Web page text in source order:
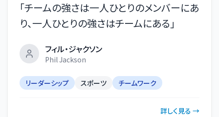
「チームの強さは一人ひとりのメンバーにあ
り、一人ひとりの強さはチームにある 」
フィル・ジャクソン
Phil Jackson
リーダーシップ スポーツ チームワーク
詳しく見る →